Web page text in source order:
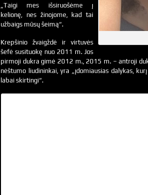
„Taigi mes išsiruošėme į
kelionę, nes žinojome, kad tai
užbaigs mūsų šeimą“.
Krepšinio žvaigždė ir virtuvės
šefė susituokę nuo 2011 m. Jos
pirmoji dukra gimė 2012 m., 2015 m. – antroji
nėštumo liudininkai, yra „įdomiausias dalykas,
labai skirtingi“.